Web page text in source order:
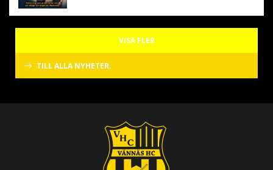
VISA FLER
TILL ALLA NYHETER.